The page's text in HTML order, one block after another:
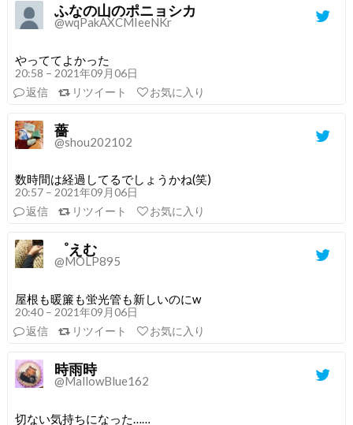
ふなの山のポニョシカ
@wqPakAXCMIeeNKr
やっててよかった
20:58 – 2021年09月06日
返信
リツイート お気に入り
薔
@shou202102
数時間は経過してるでしょうかね(笑)
20:57 – 2021年09月06日
返信
リツイート お気に入り
゜えむ
@MOLP895
屋根も暖簾も蛍光管も新しいのにw
20:40 – 2021年09月06日
返信
リツイート お気に入り
時雨時
@MallowBlue162
切ない気持ちになった……